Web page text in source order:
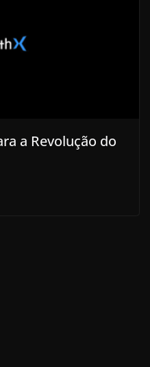
a Revolução do